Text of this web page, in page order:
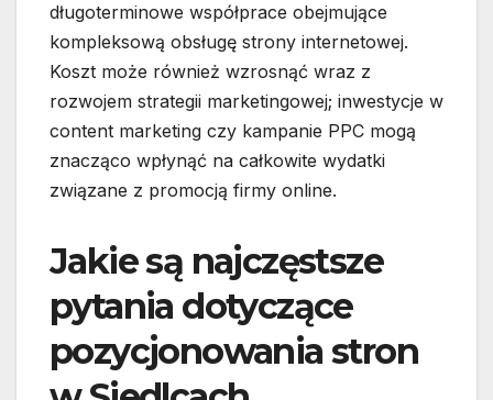
długoterminowe współprace obejmujące
kompleksową obsługę strony internetowej.
Koszt może również wzrosnąć wraz z
rozwojem strategii marketingowej; inwestycje w
content marketing czy kampanie PPC mogą
znacząco wpłynąć na całkowite wydatki
związane z promocją firmy online.
Jakie są najczęstsze
pytania dotyczące
pozycjonowania stron